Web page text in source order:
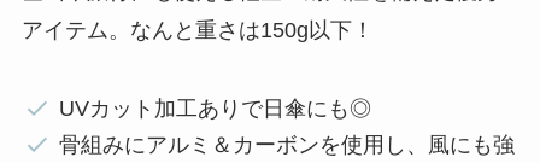
アイテム。なんと重さは150g以下！
UVカット加工ありで日傘にも◎
骨組みにアルミ＆カーボンを使用し、風にも強